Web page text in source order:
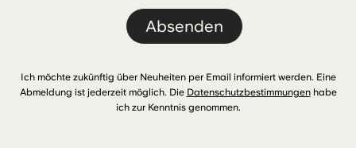
Absenden
Ich möchte zukünftig über Neuheiten per Email informiert werden. Eine
Abmeldung ist jederzeit möglich. Die Datenschutzbestimmungenhabe
ich zur Kenntnis genommen.